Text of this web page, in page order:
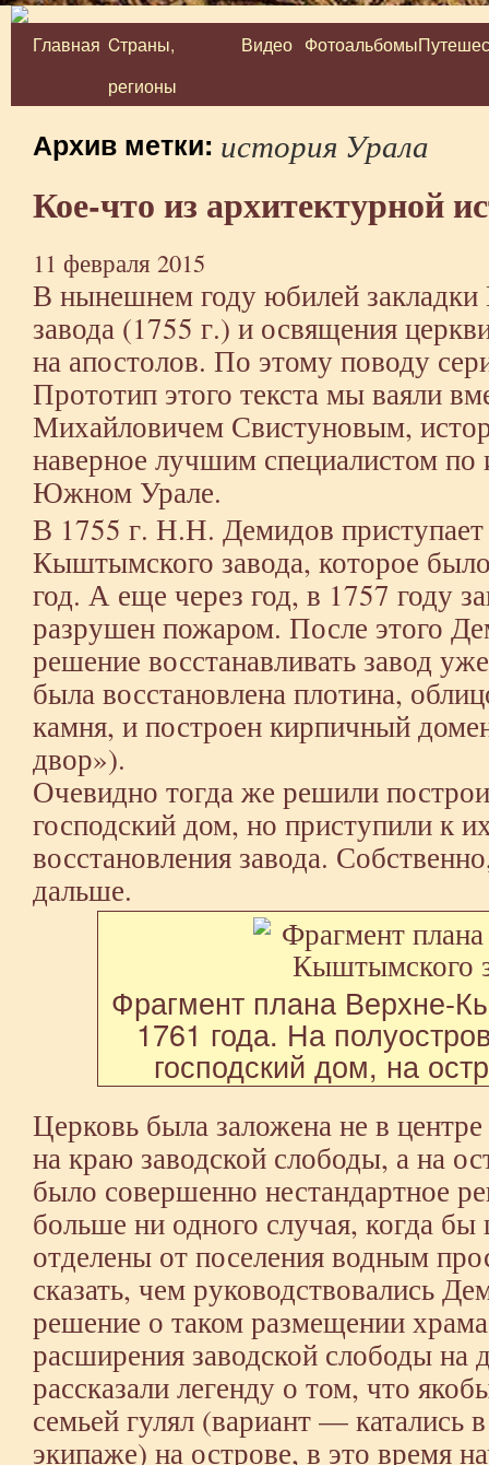
Перейти
Главная Cтраны,
регионы
Видео Фотоальбомы
Архив метки: история Урала
Кое-что из архитектурной
11 февраля 2015
В нынешнем году юбилей
завода (1755 г.) и освящения
на апостолов. По этому поводу
Прототип этого текста мы ваяли
Михайловичем Свистуновым,
наверное лучшим специалистом по
Южном Урале.
В 1755 г. Н.Н. Демидов приступает
Кыштымского завода, которое
год. А еще через год, в 1757 году
разрушен пожаром. После этого
решение восстанавливать завод
была восстановлена плотина,
камня, и построен кирпичный
двор»).
Очевидно тогда же решили
господский дом, но приступили к
восстановления завода.
дальше.
Фрагмент плана Верхне-
1761 года. На
господский дом, на
Церковь была заложена не в
на краю заводской слободы, а на
было совершенно нестандартное
больше ни одного случая, когда
отделены от поселения водным
сказать, чем руководствовались
решение о таком размещении
расширения заводской слободы на
рассказали легенду о том, что
семьей гулял (вариант — катались
экипаже) на острове, в это время